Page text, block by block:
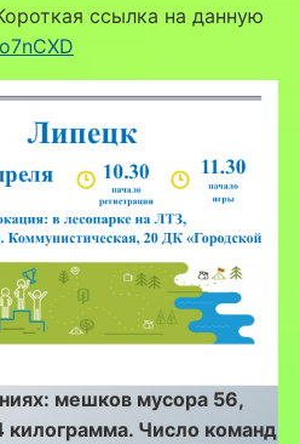
ссылка на данную
мешков мусора 56,
Число команд